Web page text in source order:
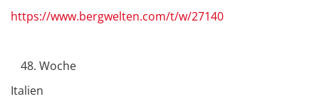
https://www.bergwelten.com/t/w/27140
Woche
Italien